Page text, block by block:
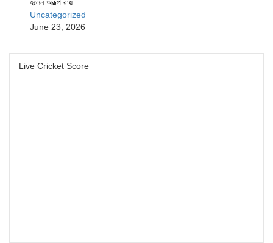
হলেন অরূপ রায়
Uncategorized
June 23, 2026
Live Cricket Score